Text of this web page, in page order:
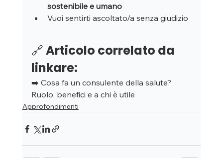
sostenibile e umano
Vuoi sentirti ascoltato/a senza giudizio
🔗 Articolo correlato da
linkare:
➡️ Cosa fa un consulente della salute?
Ruolo, benefici e a chi è utile
Approfondimenti